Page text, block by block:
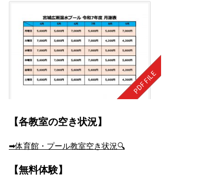
【各教室の空き状況】
➡体育館・プール教室空き状況🔍
【無料体験】